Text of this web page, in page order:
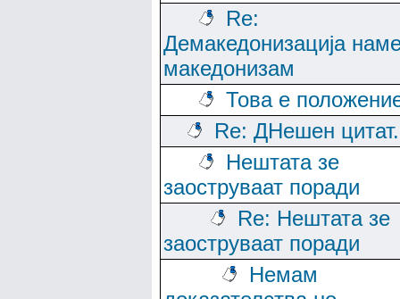
Re:
Демакедонизација
македонизам
Това е
Re: ДНешен
Нештата зе
заоструваат поради
Re: Нештата зе
заоструваат поради
Немам